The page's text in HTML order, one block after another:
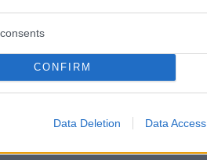
CONFIRM
Data Deletion Data Access
ΣΧΟΛΙΟΥ